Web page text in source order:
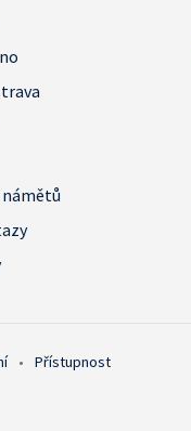
námětů
• Přístupnost